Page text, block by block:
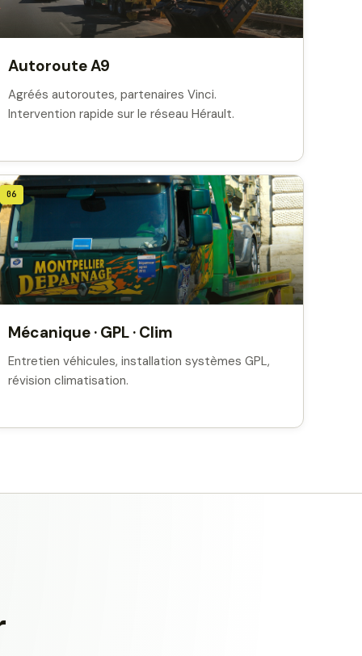
Autoroute A9
Agréés autoroutes, partenaires Vinci.
Intervention rapide sur le réseau Hérault.
06
Mécanique · GPL · Clim
Entretien véhicules, installation systèmes GPL,
révision climatisation.